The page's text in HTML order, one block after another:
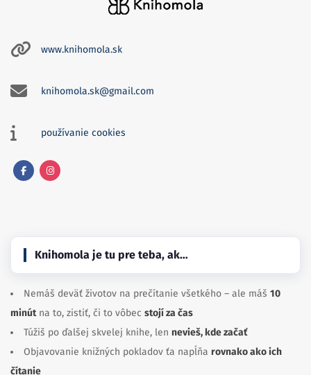
www.knihomola.sk
knihomola.sk@gmail.com
používanie cookies
Knihomola je tu pre teba, ak…
Nemáš deväť životov na prečítanie všetkého – ale máš 10
minútna to, zistiť, či to vôbec stojí za čas
Túžiš po ďalšej skvelej knihe, len nevieš, kde začať
Objavovanie knižných pokladov ťa napĺňa rovnako ako ich
čítanie